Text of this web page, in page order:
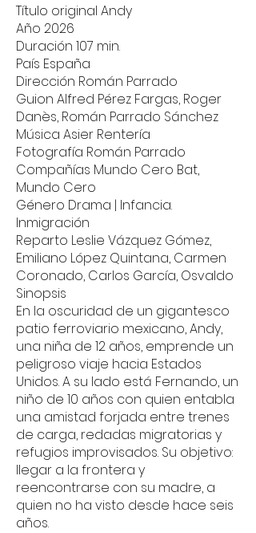
Título original Andy
Año 2026
Duración 107 min.
País España
Dirección Román Parrado
Guion Alfred Pérez Fargas, Roger
Danès, Román Parrado Sánchez
Música Asier Rentería
Fotografía Román Parrado
Compañías Mundo Cero Bat,
Mundo Cero
Género Drama | Infancia.
Inmigración
Reparto Leslie Vázquez Gómez,
Emiliano López Quintana, Carmen
Coronado, Carlos García, Osvaldo
Sinopsis
En la oscuridad de un gigantesco
patio ferroviario mexicano, Andy,
una niña de 12 años, emprende un
peligroso viaje hacia Estados
Unidos. A su lado está Fernando, un
niño de 10 años con quien entabla
una amistad forjada entre trenes
de carga, redadas migratorias y
refugios improvisados. Su objetivo:
llegar a la frontera y
reencontrarse con su madre, a
quien no ha visto desde hace seis
años.